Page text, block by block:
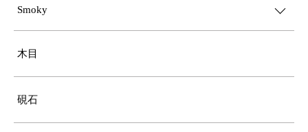
Smoky
木目
硯石